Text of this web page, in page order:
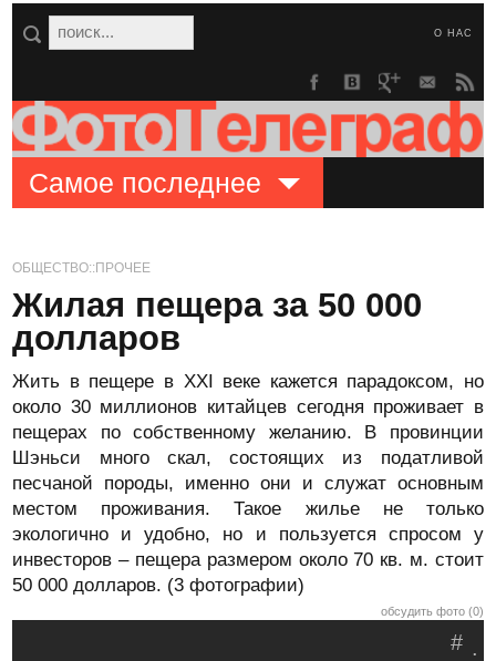
О НАС
Самое последнее
ОБЩЕСТВО::ПРОЧЕЕ
Жилая пещера за 50 000
долларов
Жить в пещере в XXI веке кажется парадоксом, но
около 30 миллионов китайцев сегодня проживает в
пещерах по собственному желанию. В провинции
Шэньси много скал, состоящих из податливой
песчаной породы, именно они и служат основным
местом проживания. Такое жилье не только
экологично и удобно, но и пользуется спросом у
инвесторов – пещера размером около 70 кв. м. стоит
50 000 долларов. (3 фотографии)
обсудить фото (0)
.
#